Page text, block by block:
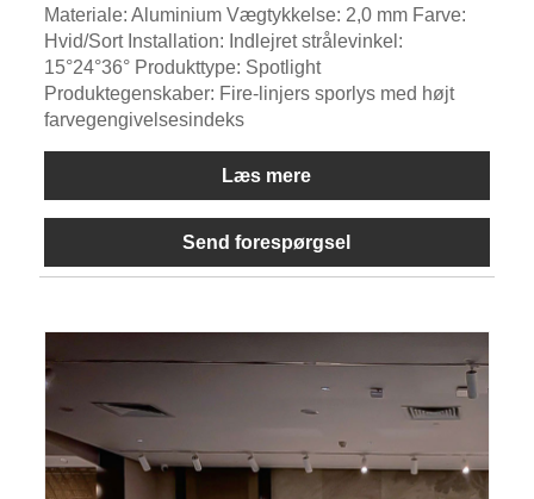
Materiale: Aluminium Vægtykkelse: 2,0 mm Farve:
Hvid/Sort Installation: Indlejret strålevinkel:
15°24°36° Produkttype: Spotlight
Produktegenskaber: Fire-linjers sporlys med højt
farvegengivelsesindeks
Læs mere
Send forespørgsel